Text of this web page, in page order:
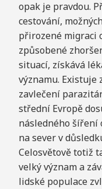
opak je pravdou.
cestování,
přirozené migraci
způsobené
situací, získává
významu. Existuje
zavlečení
střední Evropě
následného šíření
na sever v
Celosvětově totiž
velký význam a
lidské populace